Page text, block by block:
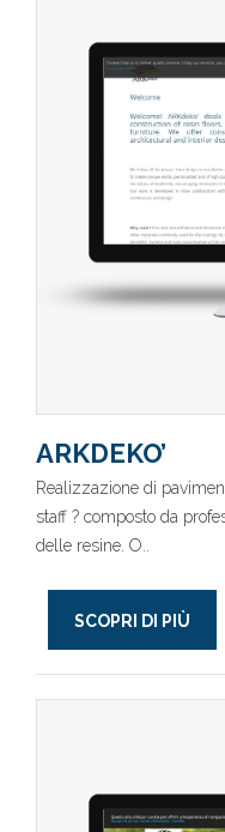
ARKDEKO’
Realizzazione di
staff ? composto da
delle resine. O..
SCOPRI DI PIÙ